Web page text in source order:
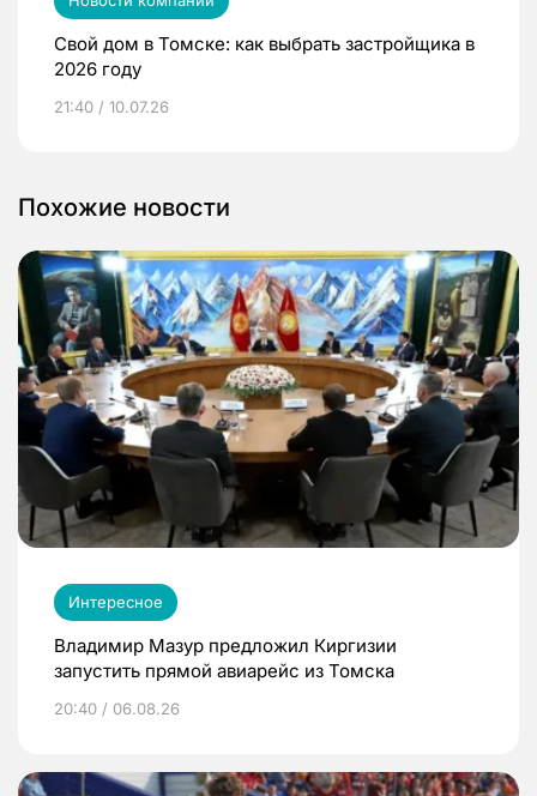
Свой дом в Томске: как выбрать застройщика в
2026 году
21:40 / 10.07.26
Похожие новости
Интересное
Владимир Мазур предложил Киргизии
запустить прямой авиарейс из Томска
20:40 / 06.08.26